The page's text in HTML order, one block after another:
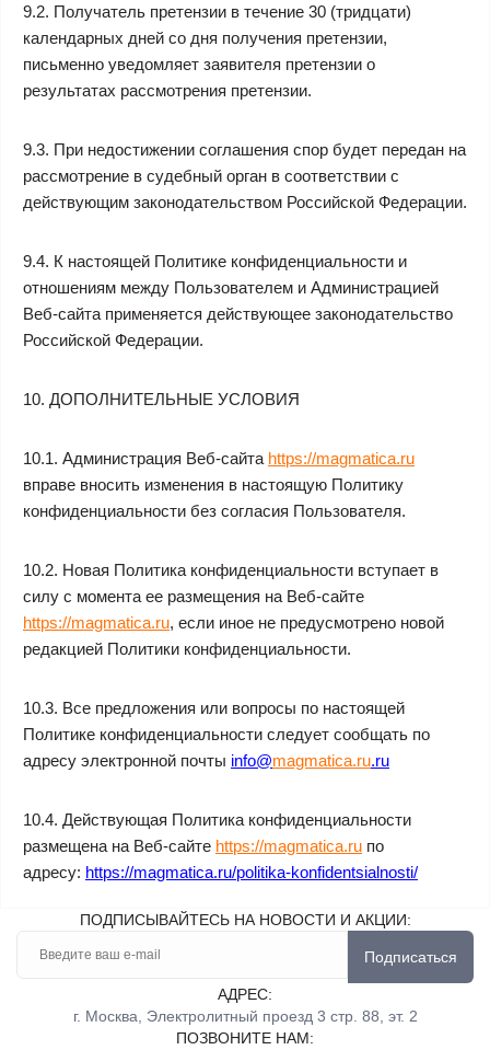
9.2. Получатель претензии в течение 30 (тридцати)
календарных дней со дня получения претензии,
письменно уведомляет заявителя претензии о
результатах рассмотрения претензии.
9.3. При недостижении соглашения спор будет передан на
рассмотрение в судебный орган в соответствии с
действующим законодательством Российской Федерации.
9.4. К настоящей Политике конфиденциальности и
отношениям между Пользователем и Администрацией
Веб-сайта применяется действующее законодательство
Российской Федерации.
10. ДОПОЛНИТЕЛЬНЫЕ УСЛОВИЯ
10.1. Администрация Веб-сайта https://magmatica.ru
вправе вносить изменения в настоящую Политику
конфиденциальности без согласия Пользователя.
10.2. Новая Политика конфиденциальности вступает в
силу с момента ее размещения на Веб-сайте
https://magmatica.ru, если иное не предусмотрено новой
редакцией Политики конфиденциальности.
10.3. Все предложения или вопросы по настоящей
Политике конфиденциальности следует сообщать по
адресу электронной почты info@magmatica.ru.ru
10.4. Действующая Политика конфиденциальности
размещена на Веб-сайте https://magmatica.ru по
адресу: https://magmatica.ru/politika-konfidentsialnosti/
ПОДПИСЫВАЙТЕСЬ НА НОВОСТИ И АКЦИИ:
Подписаться
АДРЕС:
г. Москва, Электролитный проезд 3 стр. 88, эт. 2
ПОЗВОНИТЕ НАМ: